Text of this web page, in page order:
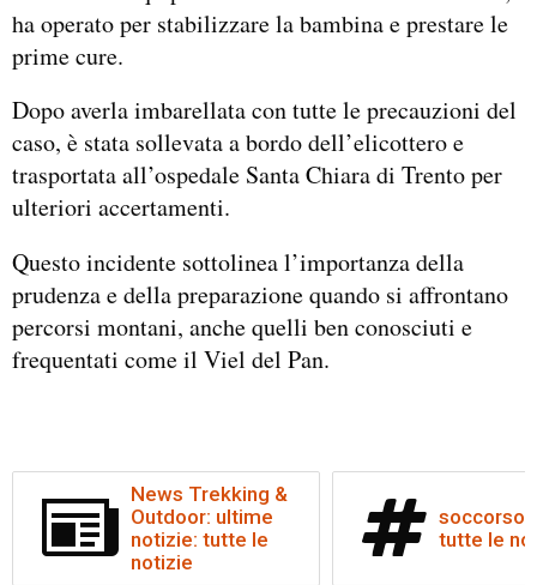
ha operato per stabilizzare la bambina e prestare le
prime cure.
Dopo averla imbarellata con tutte le precauzioni del
caso, è stata sollevata a bordo dell’elicottero e
trasportata all’ospedale Santa Chiara di Trento per
ulteriori accertamenti.
Questo incidente sottolinea l’importanza della
prudenza e della preparazione quando si affrontano
percorsi montani, anche quelli ben conosciuti e
frequentati come il Viel del Pan.
News Trekking &
Outdoor: ultime
notizie: tutte le
notizie
soccorso
tutte le